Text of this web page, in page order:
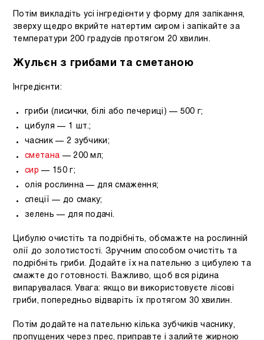
Потім викладіть усі інгредієнти у форму для запікання,
зверху щедро вкрийте натертим сиром і запікайте за
температури 200 градусів протягом 20 хвилин.
Жульєн з грибами та сметаною
Інгредієнти:
гриби (лисички, білі або печериці) — 500 г;
цибуля — 1 шт.;
часник — 2 зубчики;
сметана — 200 мл;
сир — 150 г;
олія рослинна — для смаження;
спеції — до смаку;
зелень — для подачі.
Цибулю очистіть та подрібніть, обсмажте на рослинній
олії до золотистості. Зручним способом очистіть та
подрібніть гриби. Додайте їх на пательню з цибулею та
смажте до готовності. Важливо, щоб вся рідина
випарувалася. Увага: якщо ви використовуєте лісові
гриби, попередньо відваріть їх протягом 30 хвилин.
Потім додайте на пательню кілька зубчиків часнику,
пропущених через прес, приправте і залийте жирною